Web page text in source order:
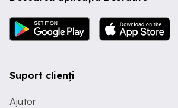
Suport clienți
Ajutor